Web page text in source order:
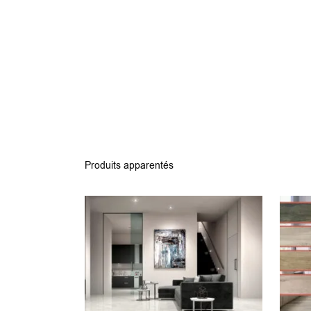
Produits apparentés